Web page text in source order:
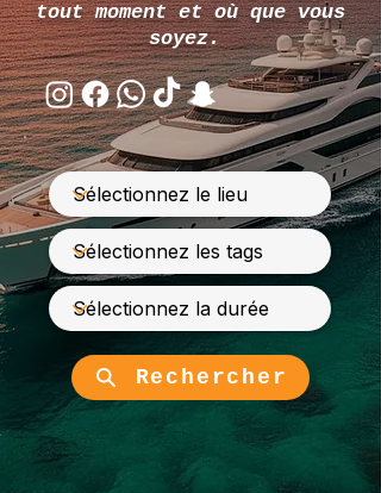
tout moment et où que vous
soyez.
Rechercher